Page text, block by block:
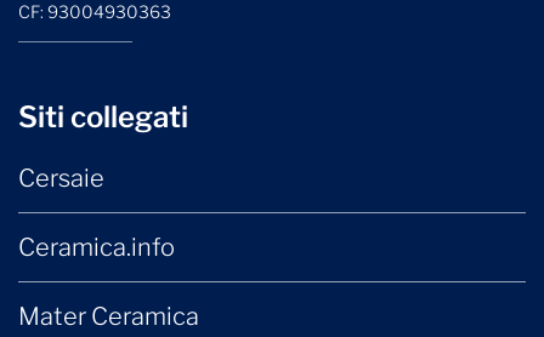
CF: 93004930363
Siti collegati
Cersaie
Ceramica.info
Mater Ceramica